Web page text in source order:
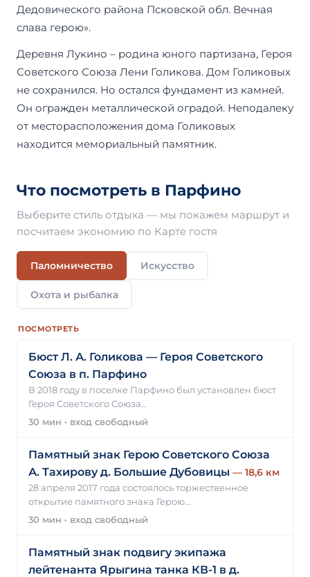
Дедовического района Псковской обл. Вечная
слава герою».
Деревня Лукино – родина юного партизана, Героя
Советского Союза Лени Голикова. Дом Голиковых
не сохранился. Но остался фундамент из камней.
Он огражден металлической оградой. Неподалеку
от месторасположения дома Голиковых
находится мемориальный памятник.
Что посмотреть в Парфино
Выберите стиль отдыха — мы покажем маршрут и
посчитаем экономию по Карте гостя
Паломничество Искусство
Охота и рыбалка
ПОСМОТРЕТЬ
Бюст Л. А. Голикова — Героя Советского
Союза в п. Парфино
В 2018 году в поселке Парфино был установлен бюст
Героя Советского Союза…
30 мин · вход свободный
Памятный знак Герою Советского Союза
А. Тахирову д. Большие Дубовицы — 18,6 км
28 апреля 2017 года состоялось торжественное
открытие памятного знака Герою…
30 мин · вход свободный
Памятный знак подвигу экипажа
лейтенанта Ярыгина танка КВ-1 в д.